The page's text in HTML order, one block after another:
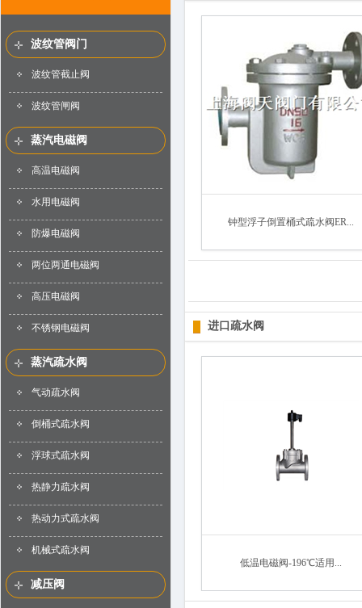
波纹管阀门
波纹管截止阀
波纹管闸阀
蒸汽电磁阀
高温电磁阀
水用电磁阀
防爆电磁阀
两位两通电磁阀
高压电磁阀
不锈钢电磁阀
蒸汽疏水阀
气动疏水阀
倒桶式疏水阀
浮球式疏水阀
热静力疏水阀
热动力式疏水阀
机械式疏水阀
减压阀
钟型浮子倒置桶式疏水阀ER...
进口疏水阀
低温电磁阀-196℃适用...